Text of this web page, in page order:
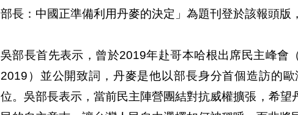
部長：中國正準備利用丹麥的決定」為題刊登於該報頭版
吳部長首先表示，曾於2019年赴哥本哈根出席民主峰會
2019）並公開致詞，丹麥是他以部長身分首個造訪的
位。吳部長表示，當前民主陣營團結對抗威權擴張，希